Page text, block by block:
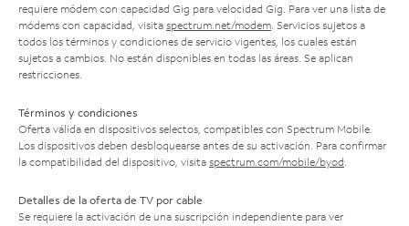
requiere módem con capacidad Gig para velocidad Gig. Para ver una lista de
módems con capacidad, visita spectrum.net/modem . Servicios sujetos a
todos los términos y condiciones de servicio vigentes, los cuales están
sujetos a cambios. No están disponibles en todas las áreas. Se aplican
restricciones.
Términos y condiciones
Oferta válida en dispositivos selectos, compatibles con Spectrum Mobile.
Los dispositivos deben desbloquearse antes de su activación. Para confirmar
la compatibilidad del dispositivo, visita spectrum.com/mobile/byod
Detalles de la oferta de TV por cable
Se requiere la activación de una suscripción independiente para ver